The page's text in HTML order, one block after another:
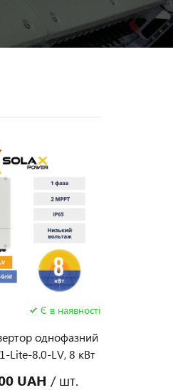
Є в наявності
однофазний
Lite-8.0-LV, 8 кВт
UAH / шт.